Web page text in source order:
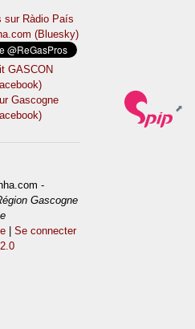
sur Ràdio País
(Bluesky)
GASCON
Gascogne
-
Gascogne
|Se connecter